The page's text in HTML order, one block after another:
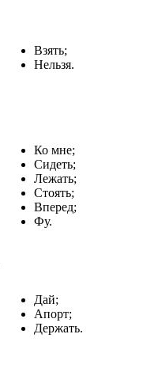
Взять;
Нельзя.
Ко мне;
Сидеть;
Лежать;
Стоять;
Вперед;
Фу.
Дай;
Апорт;
Держать.